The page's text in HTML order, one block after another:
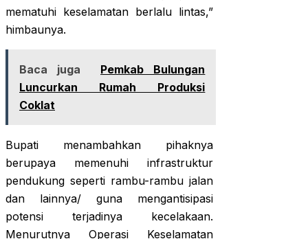
mematuhi keselamatan berlalu lintas,”
himbaunya.
Baca juga
Pemkab Bulungan
Luncurkan Rumah Produksi
Coklat
Bupati menambahkan pihaknya
berupaya memenuhi infrastruktur
pendukung seperti rambu-rambu jalan
dan lainnya/ guna mengantisipasi
potensi terjadinya kecelakaan.
Menurutnya Operasi Keselamatan